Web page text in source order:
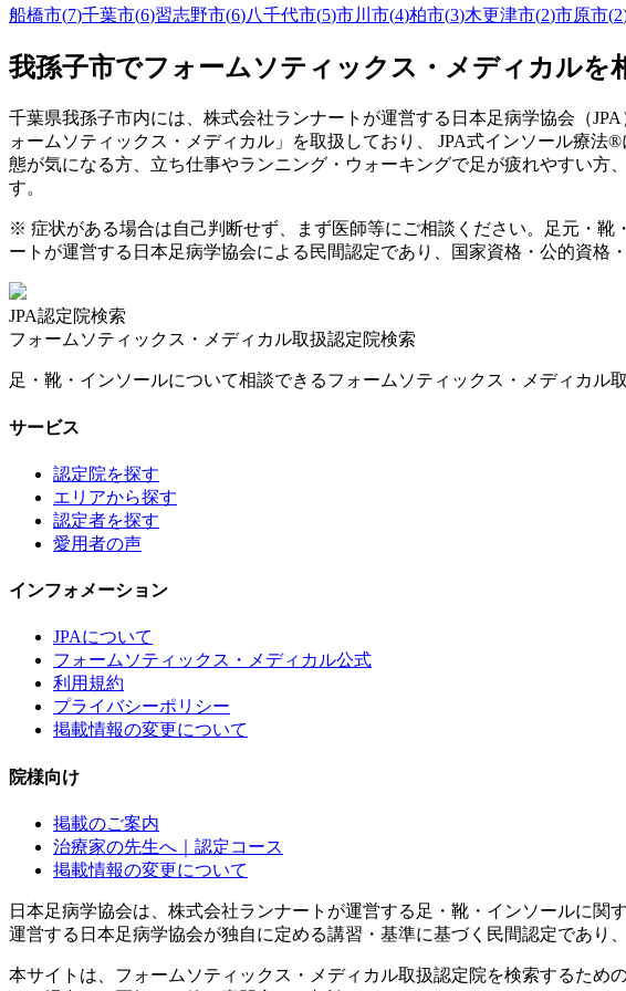
船橋市(7)千葉市(6)習志野市(6)八千代市(5)市川市(4)柏市(3)木更津市(2)市原市(2
我孫子市でフォームソティックス・メディカルを
千葉県我孫子市内には、株式会社ランナートが運営する日本足病学協会（
ォームソティックス・メディカル」を取扱しており、 JPA式インソール療
態が気になる方、立ち仕事やランニング・ウォーキングで足が疲れやすい
す。
※ 症状がある場合は自己判断せず、まず医師等にご相談ください。足元・
ートが運営する日本足病学協会による民間認定であり、国家資格・公的資格
JPA認定院検索
フォームソティックス・メディカル取扱認定院検索
足・靴・インソールについて相談できるフォームソティックス・メディカル
サービス
認定院を探す
エリアから探す
認定者を探す
愛用者の声
インフォメーション
JPAについて
フォームソティックス・メディカル公式
利用規約
プライバシーポリシー
掲載情報の変更について
院様向け
掲載のご案内
治療家の先生へ｜認定コース
掲載情報の変更について
日本足病学協会は、株式会社ランナートが運営する足・靴・インソールに
運営する日本足病学協会が独自に定める講習・基準に基づく民間認定であり
本サイトは、フォームソティックス・メディカル取扱認定院を検索するた